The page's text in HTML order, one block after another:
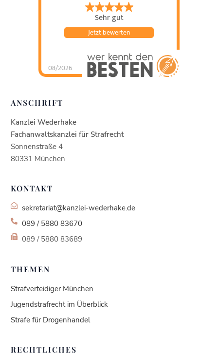
Sehr gut
08/2026
Jetzt bewerten
Kanzlei Wederhake |
Fachanwalt für
ANSCHRIFT
Kanzlei Wederhake
Fachanwaltskanzlei für Strafrecht
Sonnenstraße 4
80331 München
KONTAKT
sekretariat@kanzlei-wederhake.de
089 / 5880 83670
089 / 5880 83689
THEMEN
Strafverteidiger München
Jugendstrafrecht im Überblick
Strafe für Drogenhandel
RECHTLICHES